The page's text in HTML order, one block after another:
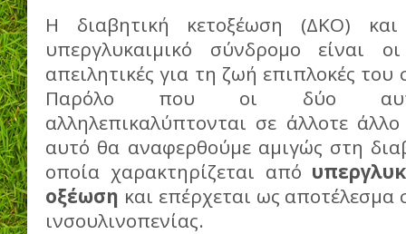
Η διαβητική κετοξέωση (ΔΚΟ)
υπεργλυκαιμικό σύνδρομο είναι
απειλητικές για τη ζωή επιπλοκές
Παρόλο που οι δύο
αλληλεπικαλύπτονται σε άλλοτε
αυτό θα αναφερθούμε αμιγώς στη
οποία χαρακτηρίζεται από
οξέωση και επέρχεται ως αποτέλεσμα
ινσουλινοπενίας.